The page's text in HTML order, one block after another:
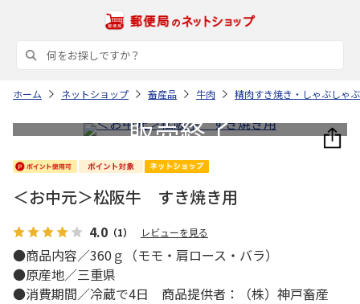
ホーム ネットショップ 畜産品 牛肉 精肉すき焼き・しゃぶしゃ
＜お中元＞松阪牛 すき焼き用
4.0 （1） レビューを見る
●商品内容／360ｇ（モモ・肩ロース・バラ）
●原産地／三重県
●消費期間／冷蔵で4日 商品提供者：（株）神戸畜産